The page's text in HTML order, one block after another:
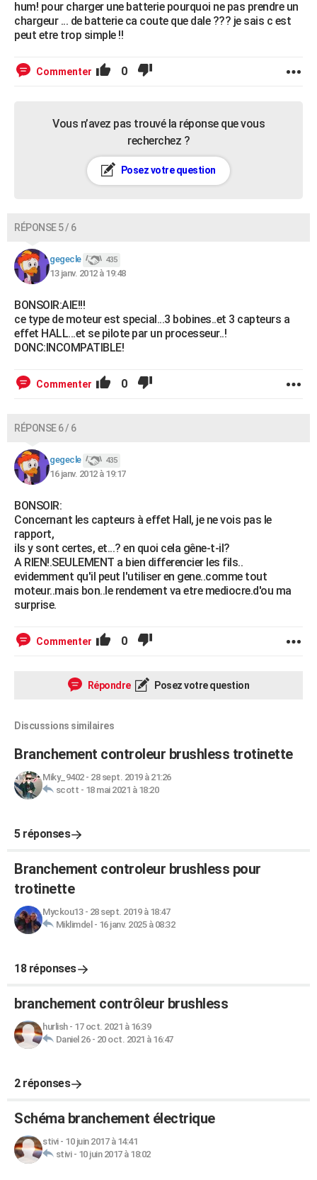
hum! pour charger une batterie pourquoi ne pas prendre un
chargeur ... de batterie ca coute que dale ??? je sais c est
peut etre trop simple !!
Commenter 0
Vous n’avez pas trouvé la réponse que vous
recherchez ?
Posez votre question
RÉPONSE 5 / 6
gegecle 435
13 janv. 2012 à 19:48
BONSOIR:AIE!!!
ce type de moteur est special...3 bobines..et 3 capteurs a
effet HALL...et se pilote par un processeur..!
DONC:INCOMPATIBLE!
Commenter 0
RÉPONSE 6 / 6
gegecle 435
16 janv. 2012 à 19:17
BONSOIR:
Concernant les capteurs à effet Hall, je ne vois pas le
rapport,
ils y sont certes, et...? en quoi cela gêne-t-il?
A RIEN!.SEULEMENT a bien differencier les fils..
evidemment qu'il peut l'utiliser en gene..comme tout
moteur..mais bon..le rendement va etre mediocre.d'ou ma
surprise.
Commenter 0
Répondre Posez votre question
Discussions similaires
Branchement controleur brushless trotinette
Miky_9402- 28 sept. 2019 à 21:26
scott - 18 mai 2021 à 18:20
5 réponses
Branchement controleur brushless pour
trotinette
Myckou13- 28 sept. 2019 à 18:47
Miklimdel - 16 janv. 2025 à 08:32
18 réponses
branchement contrôleur brushless
hurlish- 17 oct. 2021 à 16:39
Daniel 26- 20 oct. 2021 à 16:47
2 réponses
Schéma branchement électrique
stivi- 10 juin 2017 à 14:41
stivi- 10 juin 2017 à 18:02